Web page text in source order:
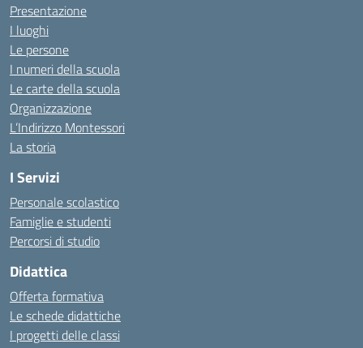
Presentazione
I luoghi
Le persone
I numeri della scuola
Le carte della scuola
Organizzazione
L’Indirizzo Montessori
La storia
I Servizi
Personale scolastico
Famiglie e studenti
Percorsi di studio
Didattica
Offerta formativa
Le schede didattiche
I progetti delle classi